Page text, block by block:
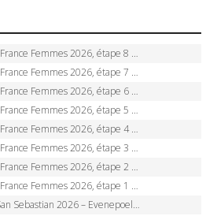
étape 8 – Demi Vollering gagne à Nice, reprend le jaune, Niewiadoma à 8 secondes
étape 7 – Kasia Niewiadoma gagne le Ventoux, maillot jaune, Reusser et Vollering piégées
2026, étape 6 – Kim Le Court-Pienaar gagne à Tournon, Reusser en jaune
étape 5 – Demi Vollering gagne à Belleville, Reusser en jaune, Ferrand-Prévot coule
2026, étape 4 – Marlen Reusser écrase le chrono, Ferrand-Prévot en crise
2026, étape 3 – Sigrid Haugset en solitaire, 88 km d’échappée, maillot jaune
2026, étape 2 – Lorena Wiebes doublé à Genève, Markus héroïque, 7e record
2026, étape 1 – Lorena Wiebes intouchable à Lausanne, premier maillot jaune
2026 – Evenepoel recordman, 4e victoire, Carapaz battu au sprint